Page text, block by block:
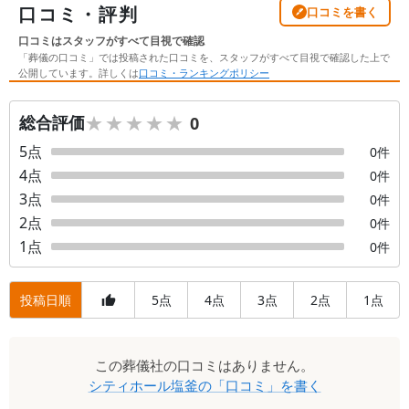
口コミ・評判 口コミを書く
口コミはスタッフがすべて目視で確認
「葬儀の口コミ」では投稿された口コミを、スタッフがすべて目視で確認した上で
公開しています。詳しくは口コミ・ランキングポリシー
総合評価★★★★★
★★★★★ 0
5点 0件
4点 0件
3点 0件
2点 0件
1 点 0件
投稿日順 5点 4点 3点 2点 1 点
この葬儀社の口コミはありません。
シティホール塩釜の「口コミ」を書く